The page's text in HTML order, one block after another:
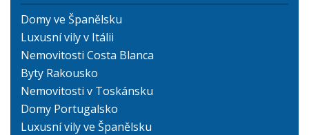
Domy ve Španělsku
Luxusní vily v Itálii
Nemovitosti Costa Blanca
Byty Rakousko
Nemovitosti v Toskánsku
Domy Portugalsko
Luxusní vily ve Španělsku